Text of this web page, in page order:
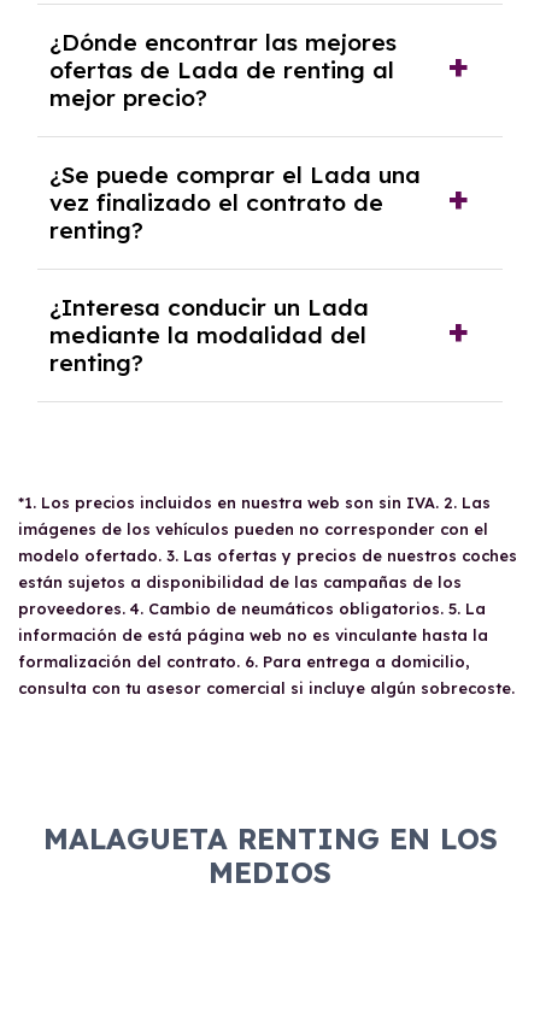
autónomos, justificante de ingresos y, en
algunos casos, un informe fiscal y un pago
inicial.
¿Dónde encontrar las mejores
ofertas de Lada de renting al
mejor precio?
mejores ofertas de vehículos de renting con
todos los gastos incluidos y sin pagar
entradas.
¿Se puede comprar el Lada una
vez finalizado el contrato de
renting?
renting se puede adquirir el coche. En este
caso tendrán que analizar los años, la
cantidad de kilómetros recorridos y el coste
del mercado actual.
¿Interesa conducir un Lada
mediante la modalidad del
renting?
gusta cambiar de coche cada pocos años.
*1. Los precios incluidos en nuestra web son sin IVA. 2. Las
imágenes de los vehículos pueden no corresponder con el
modelo ofertado. 3. Las ofertas y precios de nuestros coches
están sujetos a disponibilidad de las campañas de los
proveedores. 4. Cambio de neumáticos obligatorios. 5. La
información de está página web no es vinculante hasta la
formalización del contrato. 6. Para entrega a domicilio,
consulta con tu asesor comercial si incluye algún sobrecoste.
MALAGUETA RENTING EN LOS
MEDIOS